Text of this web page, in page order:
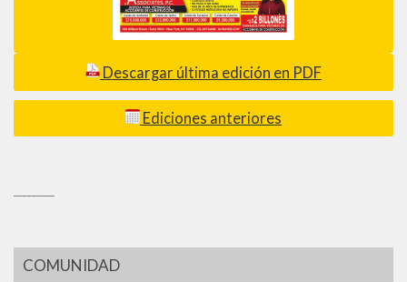
Descargar última edición en PDF
Ediciones anteriores
COMUNIDAD